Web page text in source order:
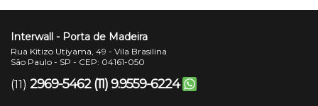
Interwall - Porta de Madeira
Rua Kitizo Utiyama, 49 - Vila Brasilina
São Paulo - SP - CEP: 04161-050
(11) 2969-5462 (11) 9.9559-6224